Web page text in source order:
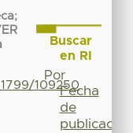
;
109250
Buscar
en RI
Por
Fecha
de
publicación